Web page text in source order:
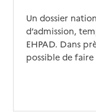
Un dossier
d’admission,
EHPAD. Dans
possible de faire